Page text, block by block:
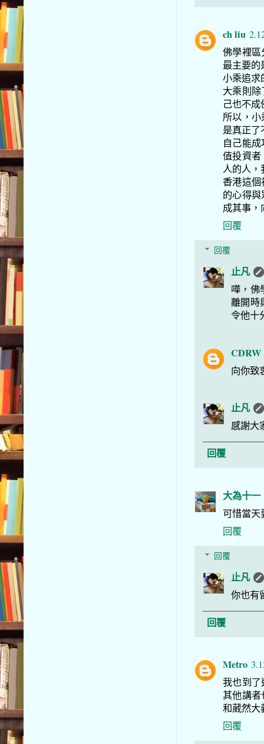
ch liu
佛學裡
最主要的
小乘追求
大乘則
己也不成
所以，小
是真正了
自己能
值投資者
人的人，
香港這
的心得
成其事，
回覆
回覆
止凡
嘩，佛
離開時
令他十
CDRW
向你致
止凡
感謝大
回覆
大為十一
可惜當天
回覆
回覆
止凡
你也有
回覆
Metro
我也到
其他講
和葳然大
回覆